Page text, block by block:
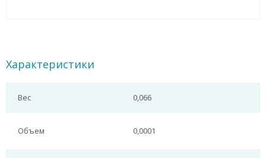
Характеристики
Вес 0,066
Объем 0,0001